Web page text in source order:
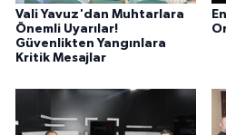
Vali Yavuz'dan Muhtarlara
Önemli Uyarılar!
Güvenlikten Yangınlara
Kritik Mesajlar